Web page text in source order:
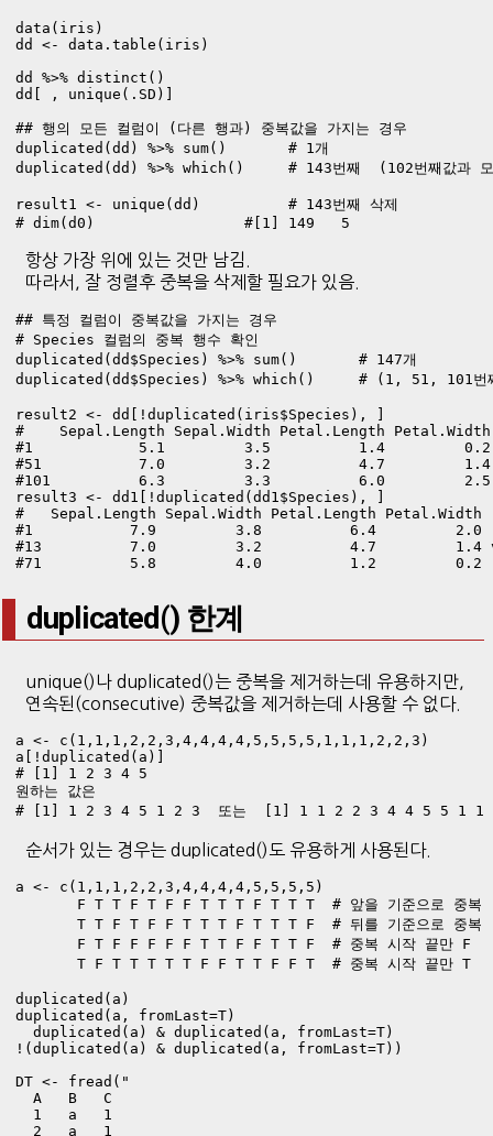
data(iris)
dd <- data.table(iris)
dd %>% distinct()
dd[ , unique(.SD)]
## 행의 모든 컬럼이 (다른 행과) 중복값을 가지는 경우
duplicated(dd) %>% sum()       # 1개
duplicated(dd) %>% which()     # 143번째  (102번째값과 모
result1 <- unique(dd)          # 143번째 삭제
# dim(d0)                 #[1] 149   5
항상 가장 위에 있는 것만 남김.
따라서, 잘 정렬후 중복을 삭제할 필요가 있음.
## 특정 컬럼이 중복값을 가지는 경우
# Species 컬럼의 중복 행수 확인
duplicated(dd$Species) %>% sum()       # 147개
duplicated(dd$Species) %>% which()     # (1, 51, 101번
result2 <- dd[!duplicated(iris$Species), ]
#    Sepal.Length Sepal.Width Petal.Length
#1            5.1         3.5          1.4         0.2
#51           7.0         3.2          4.7         1.4
#101          6.3         3.3          6.0         2.5
result3 <- dd1[!duplicated(dd1$Species), ]
#   Sepal.Length Sepal.Width Petal.Length Petal.Width
#1           7.9         3.8          6.4         2.0
#13          7.0         3.2          4.7         1.4
#71          5.8         4.0          1.2         0.2
duplicated() 한계
unique()나 duplicated()는 중복을 제거하는데 유용하지만,
연속된(consecutive) 중복값을 제거하는데 사용할 수 없다.
a <- c(1,1,1,2,2,3,4,4,4,4,5,5,5,5,1,1,1,2,2,3)
a[!duplicated(a)]
# [1] 1 2 3 4 5
원하는 값은
# [1] 1 2 3 4 5 1 2 3  또는  [1] 1 1 2 2 3 4 4 5 5 1 1
순서가 있는 경우는 duplicated()도 유용하게 사용된다.
a <- c(1,1,1,2,2,3,4,4,4,4,5,5,5,5)
       F T T F T F F T T T F T T T  # 앞을 기준으로 중복
       T T F T F F T T T F T T T F  # 뒤를 기준으로 중복
       F T F F F F F T T F F T T F  # 중복 시작 끝만 F
       T F T T T T T F F T T F F T  # 중복 시작 끝만 T
duplicated(a)
duplicated(a, fromLast=T)
  duplicated(a) & duplicated(a, fromLast=T)
!(duplicated(a) & duplicated(a, fromLast=T))
DT <- fread("
  A   B   C
  1   a   1
  2   a   1